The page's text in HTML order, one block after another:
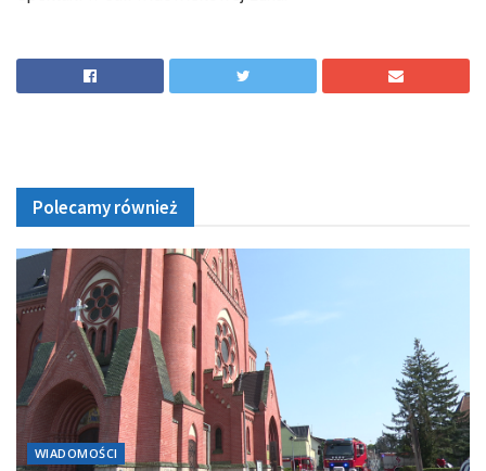
Polecamy również
WIADOMOŚCI